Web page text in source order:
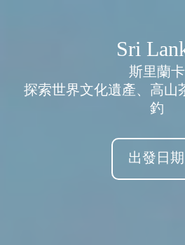
Sri
斯里蘭卡
探索世界文化遺產、高山
釣
出發日期